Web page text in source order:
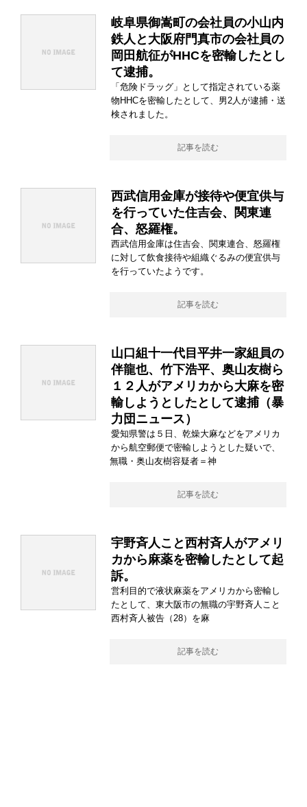
岐阜県御嵩町の会社員の小山内
鉄人と大阪府門真市の会社員の
岡田航征がHHCを密輸したとし
て逮捕。
「危険ドラッグ」として指定されている薬
物HHCを密輸したとして、男2人が逮捕・送
検されました。
記事を読む
西武信用金庫が接待や便宜供与
を行っていた住吉会、関東連
合、怒羅権。
西武信用金庫は住吉会、関東連合、怒羅権
に対して飲食接待や組織ぐるみの便宜供与
を行っていたようです。
記事を読む
山口組十一代目平井一家組員の
伴龍也、竹下浩平、奥山友樹ら
１２人がアメリカから大麻を密
輸しようとしたとして逮捕（暴
力団ニュース）
愛知県警は５日、乾燥大麻などをアメリカ
から航空郵便で密輸しようとした疑いで、
無職・奥山友樹容疑者＝神
記事を読む
宇野斉人こと西村斉人がアメリ
カから麻薬を密輸したとして起
訴。
営利目的で液状麻薬をアメリカから密輸し
たとして、東大阪市の無職の宇野斉人こと
西村斉人被告（28）を麻
記事を読む